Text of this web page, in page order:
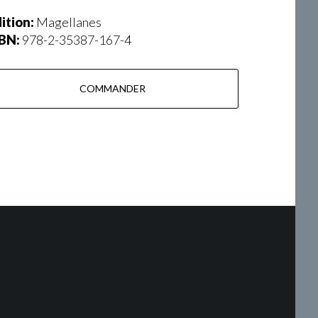
Magellanes
978-2-35387-167-4
COMMANDER